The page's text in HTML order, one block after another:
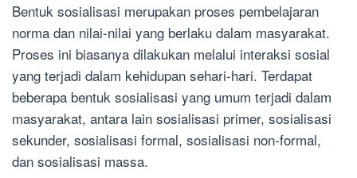
Bentuk sosialisasi merupakan proses pembelajaran
norma dan nilai-nilai yang berlaku dalam masyarakat.
Proses ini biasanya dilakukan melalui interaksi sosial
yang terjadi dalam kehidupan sehari-hari. Terdapat
beberapa bentuk sosialisasi yang umum terjadi dalam
masyarakat, antara lain sosialisasi primer, sosialisasi
sekunder, sosialisasi formal, sosialisasi non-formal,
dan sosialisasi massa.